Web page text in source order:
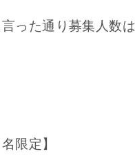
った通り募集人数は
限定】